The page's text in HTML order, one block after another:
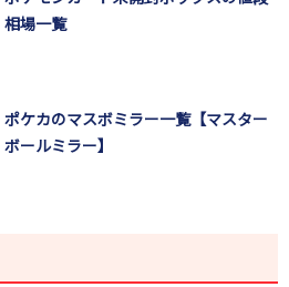
相場一覧
ポケカのマスボミラー一覧【マスター
ボールミラー】